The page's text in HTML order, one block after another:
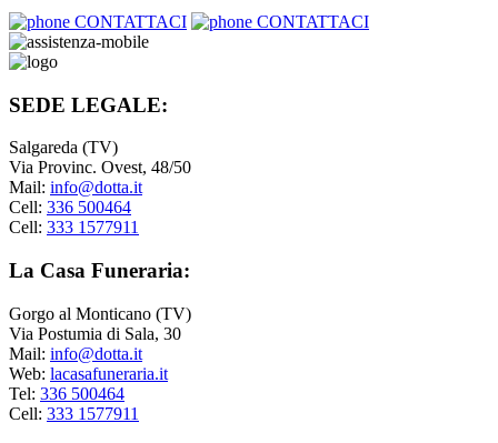
CONTATTACI CONTATTACI
SEDE LEGALE:
Salgareda (TV)
Via Provinc. Ovest, 48/50
Mail: info@dotta.it
Cell: 336 500464
Cell: 333 1577911
La Casa Funeraria:
Gorgo al Monticano (TV)
Via Postumia di Sala, 30
Mail: info@dotta.it
Web: lacasafuneraria.it
Tel: 336 500464
Cell: 333 1577911